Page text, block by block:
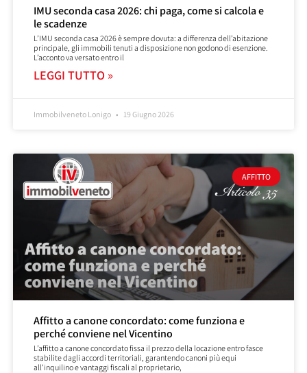
IMU seconda casa 2026: chi paga, come si calcola e
le scadenze
L’IMU seconda casa 2026 è sempre dovuta: a differenza dell’abitazione
principale, gli immobili tenuti a disposizione non godono di esenzione.
L’acconto va versato entro il
LEGGI TUTTO »
Immobilveneto Lonigo 19 Giugno 2026
AFFITTO
Affitto a canone concordato: come funziona e
perché conviene nel Vicentino
L’affitto a canone concordato fissa il prezzo della locazione entro fasce
stabilite dagli accordi territoriali, garantendo canoni più equi
all’inquilino e vantaggi fiscali al proprietario,